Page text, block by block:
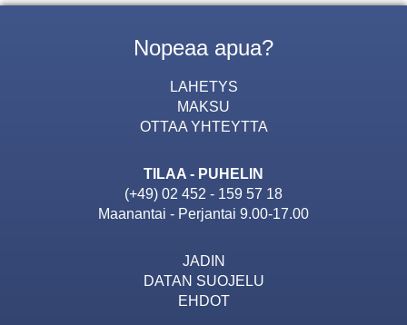
Nopeaa apua?
LAHETYS
MAKSU
OTTAA YHTEYTTA
TILAA - PUHELIN
(+49) 02 452 - 159 57 18
Maanantai - Perjantai 9.00-17.00
JADIN
DATAN SUOJELU
EHDOT